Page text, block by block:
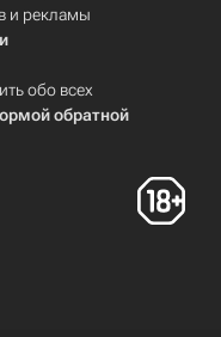
и рекламы
обо всех
обратной